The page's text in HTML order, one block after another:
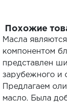
Похожие
Масла
компонентом
представлен
зарубежного и
Предлагаем
масло. Была